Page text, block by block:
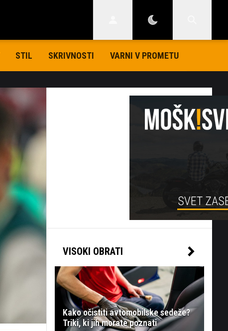
STIL SKRIVNOSTI VARNI V PROMETU
VISOKI OBRATI
Kako očistiti avtomobilske sedeže?
Triki, ki jih morate poznati